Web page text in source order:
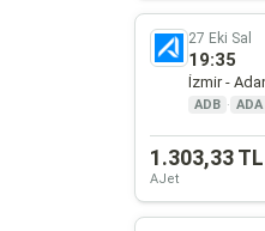
27 Eki Sal
19:35
İzmir -
ADB · ADA
1.303,33 TL
AJet